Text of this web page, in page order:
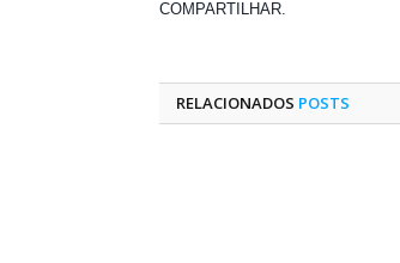
COMPARTILHAR.
RELACIONADOS POSTS